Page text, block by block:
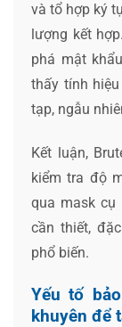
và tổ hợp ký
lượng kết
phá mật
thấy tính
tạp, ngẫu
Kết luận,
kiểm tra độ
qua mask cụ
cần thiết,
phổ biến.
Yếu tố
khuyên để